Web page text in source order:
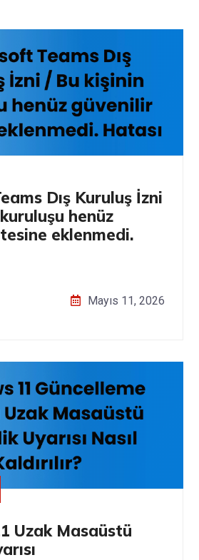
Dış Kuruluş İzni
henüz
eklenmedi.
Mayıs 11, 2026
Uzak Masaüstü